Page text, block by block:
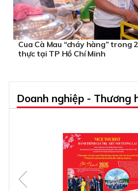
Cua Cà Mau “cháy hàng” trong
thực tại TP Hồ Chí Minh
Doanh nghiệp - Thương